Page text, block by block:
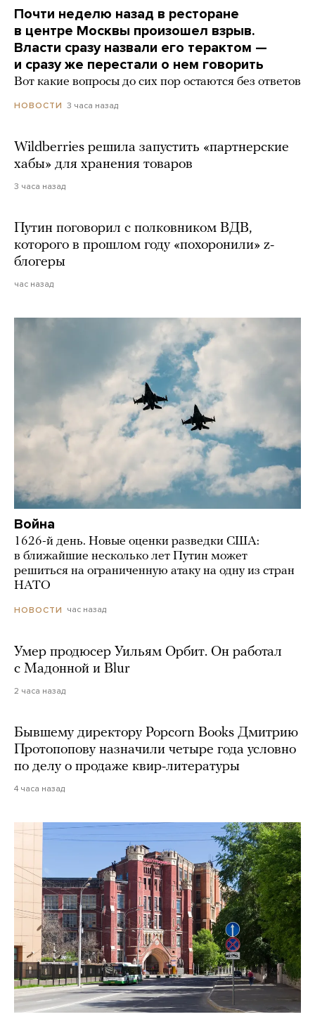
Почти неделю назад в ресторане
в центре Москвы произошел взрыв.
Власти сразу назвали его терактом —
и сразу же перестали о нем говорить
Вот какие вопросы до сих пор остаются без ответов
НОВОСТИ 3 часа назад
Wildberries решила запустить «партнерские
хабы» для хранения товаров
3 часа назад
Путин поговорил с полковником ВДВ,
которого в прошлом году «похоронили» z-
блогеры
час назад
Война
1626-й день. Новые оценки разведки США:
в ближайшие несколько лет Путин может
решиться на ограниченную атаку на одну из стран
НАТО
НОВОСТИ час назад
Умер продюсер Уильям Орбит. Он работал
с Мадонной и Blur
2 часа назад
Бывшему директору Popcorn Books Дмитрию
Протопопову назначили четыре года условно
по делу о продаже квир-литературы
4 часа назад